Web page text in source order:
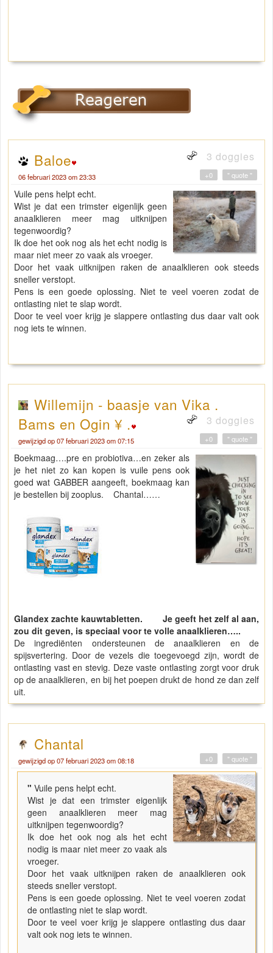
Baloe 3 doggies
06 februari 2023 om 23:33 " quote "
+0
Vuile pens helpt echt.
Wist je dat een trimster eigenlijk geen
anaalklieren meer mag uitknijpen
tegenwoordig?
Ik doe het ook nog als het echt nodig is
maar niet meer zo vaak als vroeger.
Door het vaak uitknijpen raken de anaalklieren ook steeds
sneller verstopt.
Pens is een goede oplossing. Niet te veel voeren zodat de
ontlasting niet te slap wordt.
Door te veel voer krijg je slappere ontlasting dus daar valt ook
nog iets te winnen.
Willemijn - baasje van Vika .
Bams en Ogin ¥ .
3 doggies
gewijzigd op 07 februari 2023 om 07:15 " quote "
+0
Boekmaag….pre en probiotiva…en zeker als
je het niet zo kan kopen is vuile pens ook
goed wat GABBER aangeeft, boekmaag kan
je bestellen bij zooplus. Chantal……
Glandex zachte kauwtabletten. Je geeft het zelf al aan,
zou dit geven, is speciaal voor te volle anaalklieren…..
De ingrediënten ondersteunen de anaalklieren en de
spijsvertering. Door de vezels die toegevoegd zijn, wordt de
ontlasting vast en stevig. Deze vaste ontlasting zorgt voor druk
op de anaalklieren, en bij het poepen drukt de hond ze dan zelf
uit.
Chantal
gewijzigd op 07 februari 2023 om 08:18 " quote "
+0
" Vuile pens helpt echt.
Wist je dat een trimster eigenlijk
geen anaalklieren meer mag
uitknijpen tegenwoordig?
Ik doe het ook nog als het echt
nodig is maar niet meer zo vaak als
vroeger.
Door het vaak uitknijpen raken de anaalklieren ook
steeds sneller verstopt.
Pens is een goede oplossing. Niet te veel voeren zodat
de ontlasting niet te slap wordt.
Door te veel voer krijg je slappere ontlasting dus daar
valt ook nog iets te winnen.